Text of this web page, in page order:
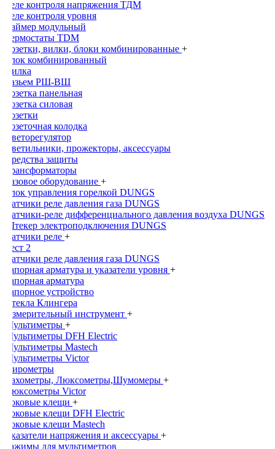
Реле контроля напряжения ТДМ
Реле контроля уровня
Таймер модульный
Термостаты TDM
Розетки, вилки, блоки комбинированные +
Блок комбинированный
Вилка
Разьем РШ-ВШ
Розетка панельная
Розетка силовая
Розетки
Розеточная колодка
Светорегулятор
Светильники, прожекторы, аксессуары
Средства защиты
Трансформаторы
Газовое оборудование +
Блок управления горелкой DUNGS
Датчики реле давления газа DUNGS
Датчики-реле дифференциального давления воздуха DUNGS
Штекер электроподключения DUNGS
Датчики реле +
Тест 2
Датчики реле давления газа DUNGS
Запорная арматура и указатели уровня +
Запорная арматура
Запорное устройство
Стекла Клингера
Измерительный инструмент +
Мультиметры +
Мультиметры DFH Electric
Мультиметры Mastech
Мультиметры Victor
Пирометры
Тахометры, Люксометры,Шумомеры +
Люксометры Victor
Токовые клещи +
Токовые клещи DFH Electric
Токовые клещи Mastech
Указатели напряжения и аксессуары +
Зажимы для мультиметров